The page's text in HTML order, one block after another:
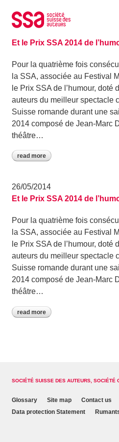
26/05/2014
Et le Prix SSA 2014 de
Pour la quatrième fois
la SSA, associée au Festival
le Prix SSA de l’humour, doté
auteurs du meilleur spectacle
Suisse romande durant une
2014 composé de Jean-Marc
théâtre…
read more
26/05/2014
Et le Prix SSA 2014 de
Pour la quatrième fois
la SSA, associée au Festival
le Prix SSA de l’humour, doté
auteurs du meilleur spectacle
Suisse romande durant une
2014 composé de Jean-Marc
théâtre…
read more
SOCIÉTÉ SUISSE DES AUTEURS, SOCIÉTÉ
Glossary Site map Contact us
Data protection Statement